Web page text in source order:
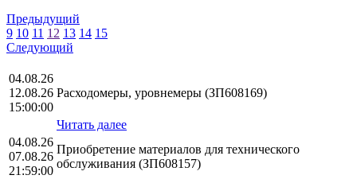
Предыдущий
9 10 11 12 13 14 15
Следующий
04.08.26
12.08.26
15:00:00
Расходомеры, уровнемеры (ЗП608169)
Читать далее
04.08.26
07.08.26
21:59:00
Приобретение материалов для технического
обслуживания (ЗП608157)